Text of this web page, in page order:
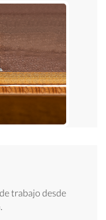
trabajo desde